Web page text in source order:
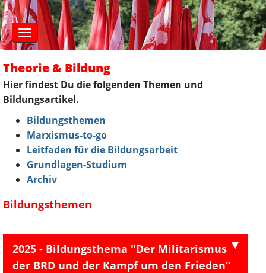
M
a
i
n
u
S
k
i
p
c
n
Theorie & Bildung
Hier findest Du die folgenden Themen und
Bildungsartikel.
Bildungsthemen
Marxismus-to-go
Leitfaden für die Bildungsarbeit
Grundlagen-Studium
Archiv
Bildungsthemen
2025 - Bildungsthema "Der Militarismus
der BRD und der Kampf um den Frieden“